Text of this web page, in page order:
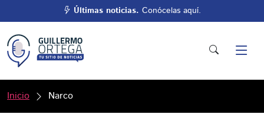
Últimas noticias. Conócelas aquí.
Inicio Narco